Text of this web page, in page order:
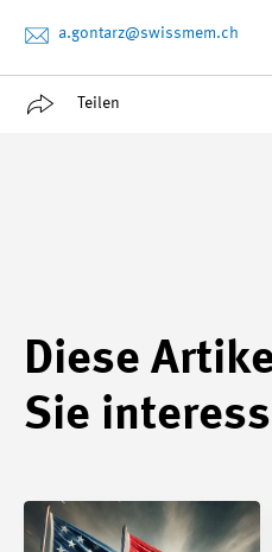
a.gontarz@swissmem.ch
Teilen
Diese
Sie